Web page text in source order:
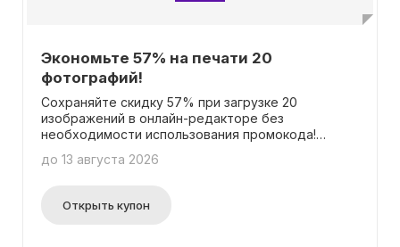
Экономьте 57% на печати 20
фотографий!
Сохраняйте скидку 57% при загрузке 20
изображений в онлайн-редакторе без
необходимости использования промокода!
сохраните свои ценные моменты в живую печать.
качественных фотографиях без лишних хлопот.
Не упустите шанс воспользоваться этим
до 13 августа 2026
Открыть купон